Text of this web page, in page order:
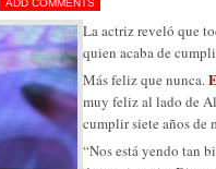
ADD COMMENTS
La actriz reveló que
quien acaba de
Más feliz que nunca.
muy feliz al lado de
cumplir siete años de
“Nos está yendo tan